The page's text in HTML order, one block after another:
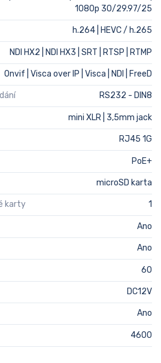
1080p 30/29.97/25
h.264 | HEVC / h.265
NDI HX2 | NDI HX3 | SRT | RTSP | RTMP
Onvif | Visca over IP | Visca | NDI | FreeD
RS232 - DIN8
mini XLR | 3,5mm jack
RJ45 1G
PoE+
microSD karta
karty 1
Ano
Ano
60
DC12V
Ano
4600